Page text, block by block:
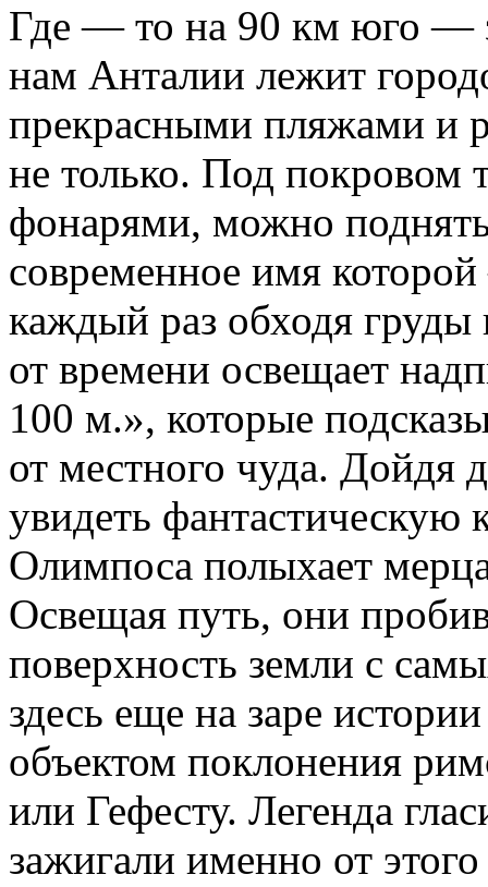
Где — то на 90 км юго —
нам Анталии лежит
прекрасными пляжами и
не только. Под покровом
фонарями, можно
современное имя
каждый раз обходя
от времени освещает
100 м.», которые
от местного чуда.
увидеть фантастическую
Олимпоса полыхает
Освещая путь, они
поверхность земли с
здесь еще на заре
объектом поклонения
или Гефесту. Легенда
зажигали именно от